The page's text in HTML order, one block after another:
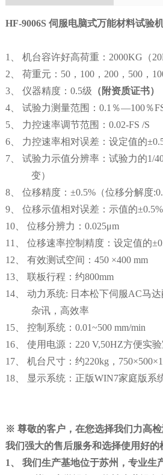
HF-9006S 伺服电脑式万能材料试验
1、 机台容许好高荷重：2000KG（
2、 荷重元： 50，100，200， 500，
3、 仪器精度： 0.5级 （附资质证书）
4、 试验力测量范围：0.1％—100％
5、 力控速率调节范围： 0.02-FS /S
6、 力控速率相对误差：设定值的
7、 试验力示值分辨率：试验力的1/
变）
8、 位移精度： ±0.5%（位移分解度
9、 位移示值相对误差：示值的
10、 位移分辨力： 0.025μm
11、 位移速率控制精度：设定值的
12、 有效测试空间：450 ×400 mm
13、 联板行程：约800mm
14、 动力系统: 日本松下伺服AC马
杂讯，高效率
15、 控制系统：0.01~500 mm/min
16、 使用电源： 220 V,50HZ方便实
17、 机台尺寸：约220kg，
18、
显示系统：正版WIN7家庭版系
※ 尊敬的客户，在您选择我们力高
我们强大的售后服务和选择使用好的
1、 我们生产基地位于苏州，专业生